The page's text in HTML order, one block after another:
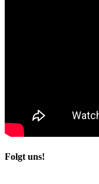
Folgt uns!